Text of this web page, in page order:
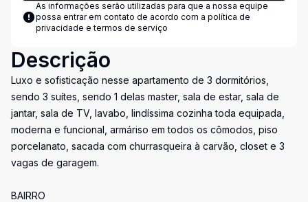
As informações serão utilizadas para que a nossa equipe
possa entrar em contato de acordo com a política de
privacidade e termos de serviço
Descrição
Luxo e sofisticação nesse apartamento de 3 dormitórios,
sendo 3 suítes, sendo 1 delas master, sala de estar, sala de
jantar, sala de TV, lavabo, lindíssima cozinha toda equipada,
moderna e funcional, armáriso em todos os cômodos, piso
porcelanato, sacada com churrasqueira à carvão, closet e 3
vagas de garagem.
BAIRRO